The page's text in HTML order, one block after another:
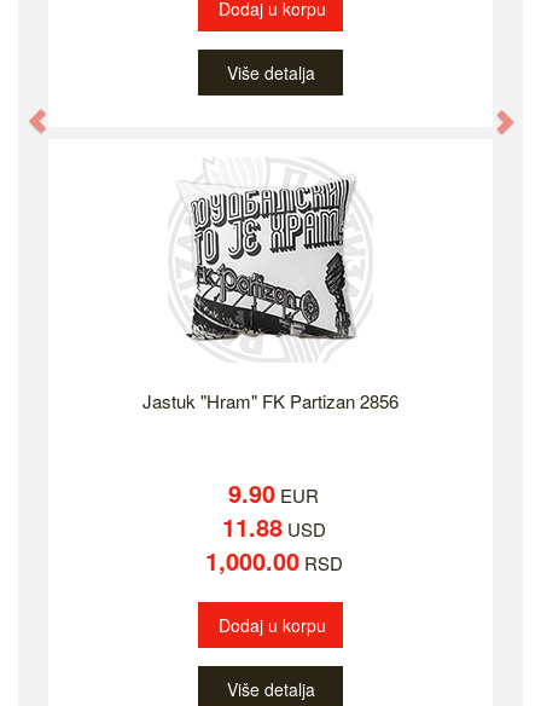
Dodaj u korpu
Više detalja
Jastuk "Hram" FK Partizan 2856
9.90 EUR
11.88USD
1,000.00RSD
Dodaj u korpu
Više detalja